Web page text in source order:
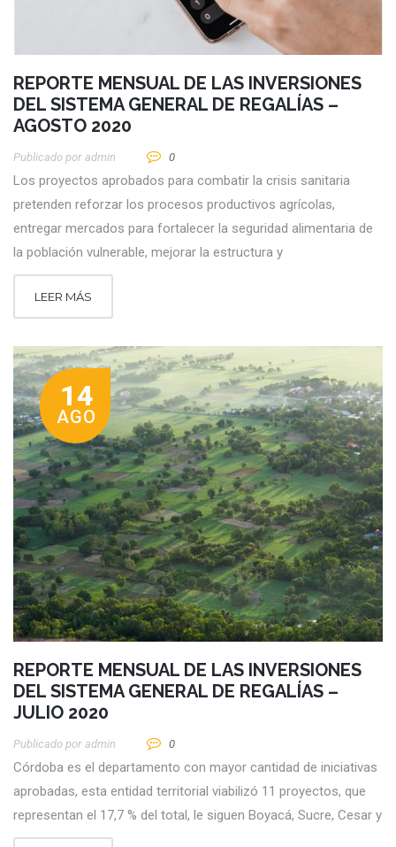
REPORTE MENSUAL DE LAS INVERSIONES
DEL SISTEMA GENERAL DE REGALÍAS –
AGOSTO 2020
Publicado por Admin 0
Los proyectos aprobados para combatir la crisis sanitaria
pretenden reforzar los procesos productivos agrícolas,
entregar mercados para fortalecer la seguridad alimentaria de
la población vulnerable, mejorar la estructura y
LEER MÁS
14
AGO
REPORTE MENSUAL DE LAS INVERSIONES
DEL SISTEMA GENERAL DE REGALÍAS –
JULIO 2020
Publicado por Admin 0
Córdoba es el departamento con mayor cantidad de iniciativas
aprobadas, esta entidad territorial viabilizó 11 proyectos, que
representan el 17,7 % del total, le siguen Boyacá, Sucre, Cesar y